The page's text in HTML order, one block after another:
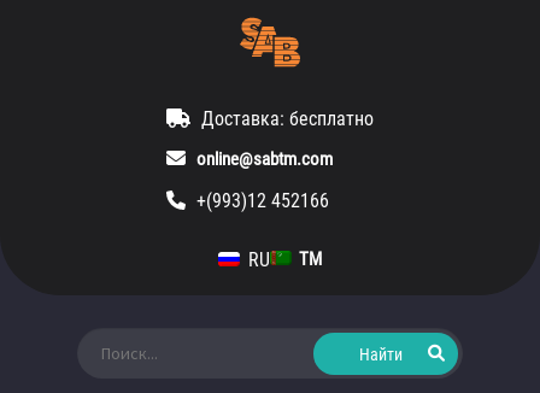
Доставка: бесплатно
online@sabtm.com
+(993)12 452166
RU TM